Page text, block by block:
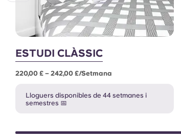
ESTUDI CLÀSSIC
220,00 £ – 242,00 £/setmana
Lloguers disponibles de 44 setmanes i
semestres 📅